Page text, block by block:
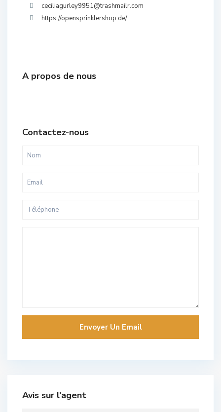
ceciliagurley9951@trashmailr.com
https://opensprinklershop.de/
A propos de nous
Contactez-nous
Avis sur l'agent